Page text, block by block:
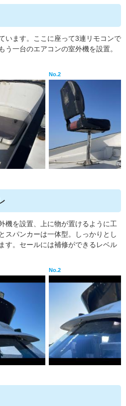
います。ここに座って3連リモコンで
う一台のエアコンの室外機を設置。
No.2
機を設置、上に物が置けるように工
スパンカーは一体型。しっかりとし
す。セールには補修ができるレベル
No.2